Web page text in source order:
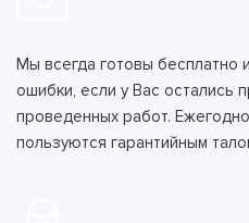
Мы всегда готовы бесплатно
ошибки, если у Вас остались
проведенных работ.
пользуются гарантийным